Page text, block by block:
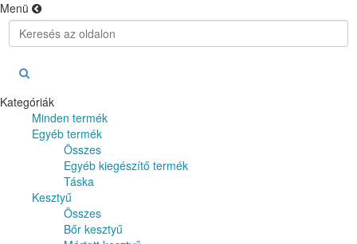
Menü
Kategóriák
Minden termék
Egyéb termék
Összes
Egyéb kiegészítő termék
Táska
Kesztyű
Összes
Bőr kesztyű